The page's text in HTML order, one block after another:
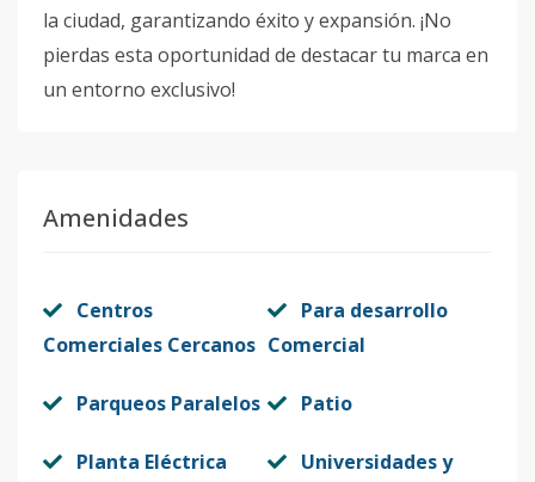
la ciudad, garantizando éxito y expansión. ¡No
pierdas esta oportunidad de destacar tu marca en
un entorno exclusivo!
Amenidades
Centros
Comerciales Cercanos
Para desarrollo
Comercial
Parqueos Paralelos Patio
Planta Eléctrica
Universidades y